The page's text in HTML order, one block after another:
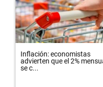
Inflación: economistas
advierten que el 2%
se c...